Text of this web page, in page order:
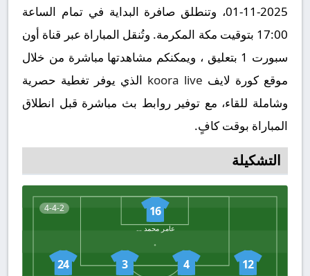
2025-11-01، وتنطلق صافرة البداية في تمام الساعة
17:00 بتوقيت مكة المكرمة. وتُنقل المباراة عبر قناة أون
سبورت 1 بتعليق ، ويمكنكم مشاهدتها مباشرة من خلال
موقع كورة لايف koora live الذي يوفر تغطية حصرية
وشاملة للقاء، مع توفير روابط بث مباشرة قبل انطلاق
المباراة بوقت كافٍ.
التشكيلة
4-4-2 16
عامر محمد عامر
12
4
3
24